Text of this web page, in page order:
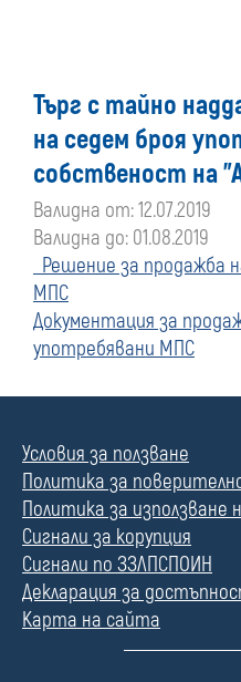
Търг с тайно
на седем броя
собственост на
Валидна от: 12.07.2019
Валидна до: 01.08.2019
Решение за продажба
МПС
Документация за
употребявани МПС
Условия за ползване
Политика за
Политика за използване
Сигнали за корупция
Сигнали по ЗЗЛПСПОИН
Декларация за
Карта на сайта